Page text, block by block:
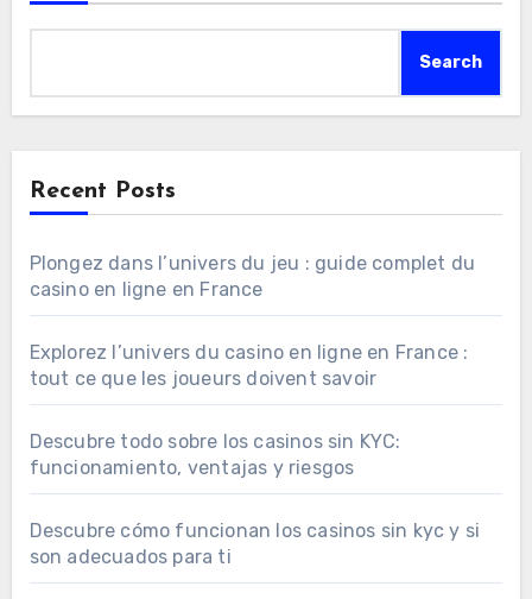
Search
Recent Posts
Plongez dans l’univers du jeu : guide complet du
casino en ligne en France
Explorez l’univers du casino en ligne en France :
tout ce que les joueurs doivent savoir
Descubre todo sobre los casinos sin KYC:
funcionamiento, ventajas y riesgos
Descubre cómo funcionan los casinos sin kyc y si
son adecuados para ti